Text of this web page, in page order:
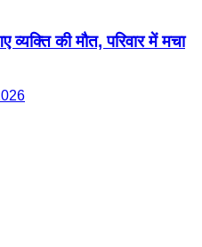
व्यक्ति की मौत, परिवार में मचा